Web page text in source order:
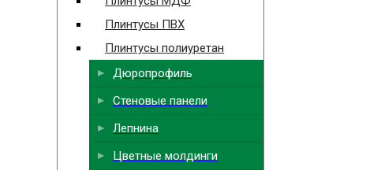
Плинтусы ПВХ
Плинтусы полиуретан
Дюропрофиль
Стеновые панели
Лепнина
Цветные молдинги